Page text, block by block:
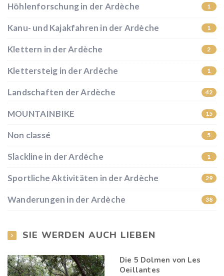
Höhlenforschung in der Ardèche 1
Kanu- und Kajakfahren in der Ardèche 1
Klettern in der Ardèche 2
Klettersteig in der Ardèche 1
Landschaften der Ardèche 42
MOUNTAINBIKE 15
Non classé 5
Slackline in der Ardèche 1
Sportliche Aktivitäten in der Ardèche 29
Wanderungen in der Ardèche 38
SIE WERDEN AUCH LIEBEN
Die 5 Dolmen von Les
Oeillantes